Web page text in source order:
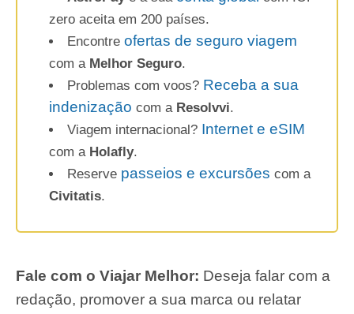
zero aceita em 200 países.
Encontre ofertas de seguro viagem
com a Melhor Seguro.
Problemas com voos? Receba a sua
indenização com a Resolvvi.
Viagem internacional? Internet e eSIM
com a Holafly.
Reserve passeios e excursões com a
Civitatis.
Fale com o Viajar Melhor: Deseja falar com a
redação, promover a sua marca ou relatar